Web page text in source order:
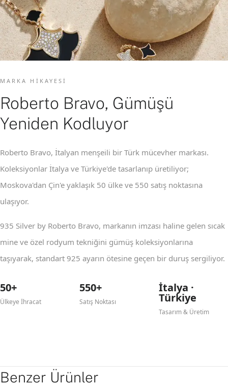
MARKA HIKAYESI
Roberto Bravo, Gümüşü
Yeniden Kodluyor
Roberto Bravo, İtalyan menşeili bir Türk mücevher markası.
Koleksiyonlar İtalya ve Türkiye'de tasarlanıp üretiliyor;
Moskova'dan Çin'e yaklaşık 50 ülke ve 550 satış noktasına
ulaşıyor.
935 Silver by Roberto Bravo, markanın imzası haline gelen sıcak
mine ve özel rodyum tekniğini gümüş koleksiyonlarına
taşıyarak, standart 925 ayarın ötesine geçen bir duruş sergiliyor.
50+
Ülkeye İhracat
550+
Satış Noktası
İtalya ·
Türkiye
Tasarım & Üretim
Benzer Ürünler